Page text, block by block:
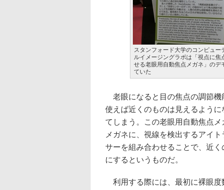
スタンフォード大学のコンピュー
ルイメージングラボは「視点に焦
せる老眼用自動焦点メガネ」のデ
ていた
老眼になると目の焦点の調節機
使えば近くのものは見えるよう
てしまう。この老眼用自動焦点
メガネに、視線を検出するアイ
サーを組み合わせることで、近
にするというものだ。
利用する際には、最初に裸眼度